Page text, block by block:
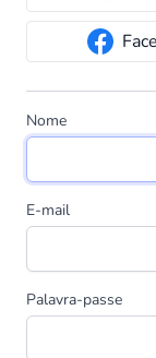
Nome
E-mail
Palavra-passe